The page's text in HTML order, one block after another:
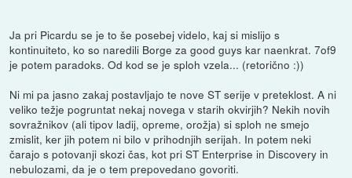
Ja pri Picardu se je to še posebej videlo, kaj si mislijo s
kontinuiteto, ko so naredili Borge za good guys kar naenkrat. 7of9
je potem paradoks. Od kod se je sploh vzela... (retorično :))
Ni mi pa jasno zakaj postavljajo te nove ST serije v preteklost. A ni
veliko težje pogruntat nekaj novega v starih okvirjih? Nekih novih
sovražnikov (ali tipov ladij, opreme, orožja) si sploh ne smejo
zmislit, ker jih potem ni bilo v prihodnjih serijah. In potem neki
čarajo s potovanji skozi čas, kot pri ST Enterprise in Discovery in
nebulozami, da je o tem prepovedano govoriti.